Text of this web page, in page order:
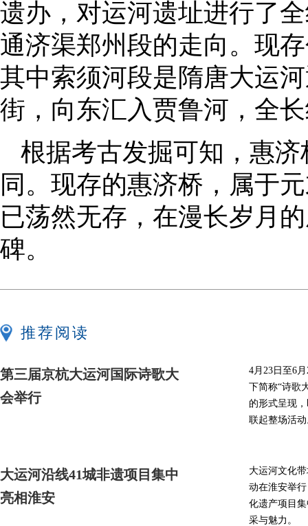
遗办，对运河遗址进行了
通济渠郑州段的走向。现
其中索须河段是隋唐大运
街，向东汇入贾鲁河，全
根据考古发掘可知，惠
同。现存的惠济桥，属于
已荡然无存，在漫长岁月
碑。
推荐阅读
第三届京杭大运河国际诗歌大
会举行
4月23日至6
下简称“诗歌
的形式呈现
联起整场活
大运河沿线41城非遗项目集中
亮相淮安
大运河文化
动在淮安举
化遗产项目
采与魅力。